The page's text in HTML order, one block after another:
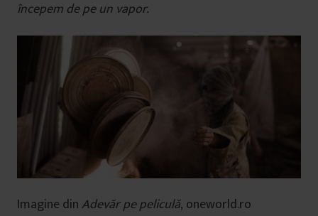
începem de pe un vapor.
Imagine dinAdevăr pe peliculă, oneworld.ro